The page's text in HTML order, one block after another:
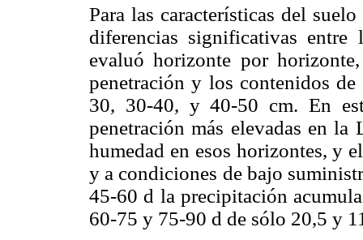
Para las características del suelo
diferencias significativas entre
evaluó horizonte por
pene­tración y los contenidos
30, 30-40, y 40-50 cm. En
penetración más elevadas en la
humedad en esos horizontes, y
y a condiciones de bajo
45-60 d la precipitación
60-75 y 75-90 d de sólo 20,5 y